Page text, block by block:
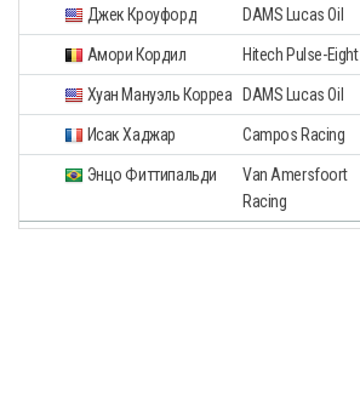
Джек Кроуфорд DAMS Lucas Oil
Амори Кордил Hitech Pulse-Eight
Хуан Мануэль Корреа DAMS Lucas Oil
Исак Хаджар Campos Racing
Энцо Фиттипальди
Van Amersfoort
Racing